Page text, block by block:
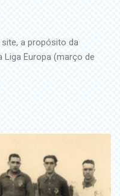
a propósito da
Europa (março de